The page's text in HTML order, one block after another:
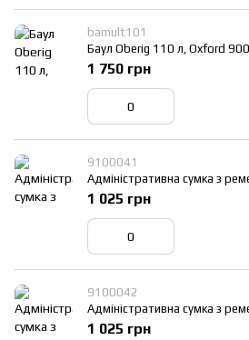
bamult101
Баул Oberig 110 л, Oxford
1 750 грн
9100041
Адміністративна сумка з
1 025 грн
9100042
Адміністративна сумка з
1 025 грн